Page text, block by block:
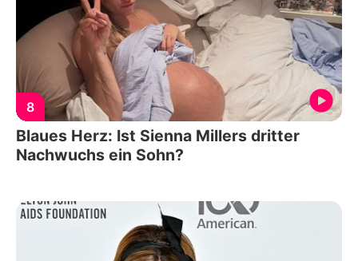
8
Blaues Herz: Ist Sienna Millers dritter
Nachwuchs ein Sohn?